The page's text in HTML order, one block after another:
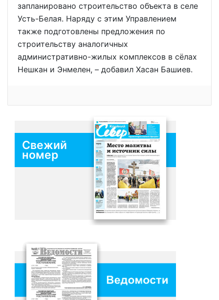
запланировано строительство объекта в селе
Усть-Белая. Наряду с этим Управлением
также подготовлены предложения по
строительству аналогичных
административно-жилых комплексов в сёлах
Нешкан и Энмелен, – добавил Хасан Башиев.
Свежий
номер